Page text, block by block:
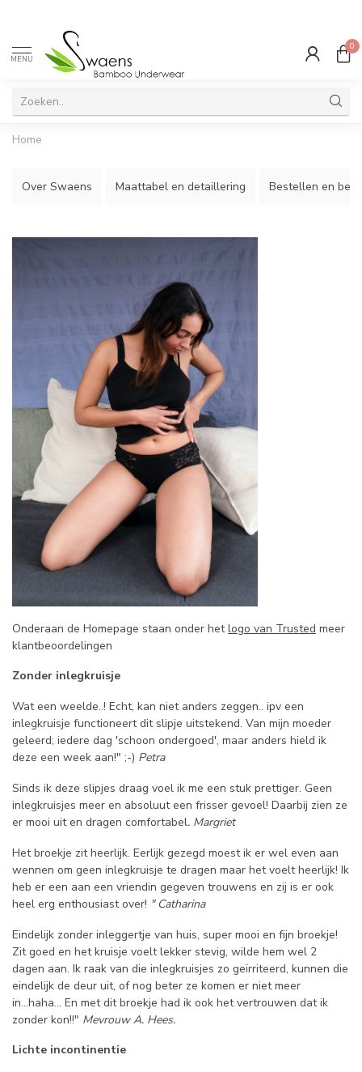
MENU
0
Home
Over Swaens Maattabel en detaillering Bestellen en
Onderaan de Homepage staan onder hetlogo van Trusted meer
klantbeoordelingen
Zonder inlegkruisje
Wat een weelde..! Echt, kan niet anders zeggen.. ipv een
inlegkruisje functioneert dit slipje uitstekend. Van mijn moeder
geleerd; iedere dag 'schoon ondergoed', maar anders hield ik
deze een week aan!" ;-) Petra
Sinds ik deze slipjes draag voel ik me een stuk prettiger. Geen
inlegkruisjes meer en absoluut een frisser gevoel! Daarbij zien ze
er mooi uit en dragen comfortabel. Margriet
Het broekje zit heerlijk. Eerlijk gezegd moest ik er wel even aan
wennen om geen inlegkruisje te dragen maar het voelt heerlijk! Ik
heb er een aan een vriendin gegeven trouwens en zij is er ook
heel erg enthousiast over! " Catharina
Eindelijk zonder inleggertje van huis, super mooi en fijn broekje!
Zit goed en het kruisje voelt lekker stevig, wilde hem wel 2
dagen aan. Ik raak van die inlegkruisjes zo geïrriteerd, kunnen die
eindelijk de deur uit, of nog beter ze komen er niet meer
in...haha... En met dit broekje had ik ook het vertrouwen dat ik
zonder kon!!" Mevrouw A. Hees.
Lichte incontinentie